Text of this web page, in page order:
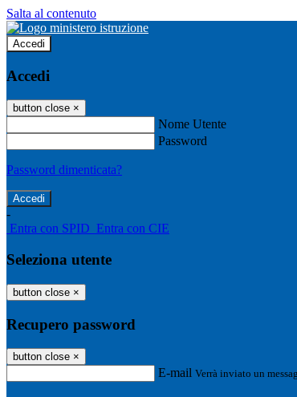
Salta al contenuto
Accedi
Accedi
button close ×
Nome Utente
Password
Password dimenticata?
-
Entra con SPID Entra con CIE
Seleziona utente
button close ×
Recupero password
button close ×
E-mail Verrà inviato un